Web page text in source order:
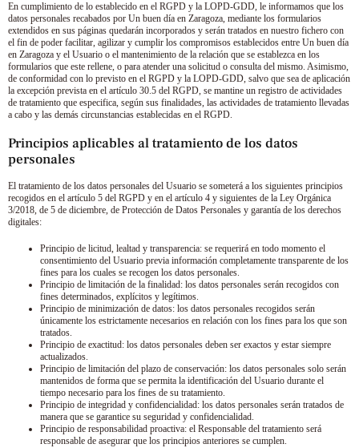
En cumplimiento de lo establecido en el RGPD y la LOPD-GDD, le informamos que los
datos personales recabados por Un buen día en Zaragoza, mediante los formularios
extendidos en sus páginas quedarán incorporados y serán tratados en nuestro fichero con
el fin de poder facilitar, agilizar y cumplir los compromisos establecidos entre Un buen día
en Zaragoza y el Usuario o el mantenimiento de la relación que se establezca en los
formularios que este rellene, o para atender una solicitud o consulta del mismo. Asimismo,
de conformidad con lo previsto en el RGPD y la LOPD-GDD, salvo que sea de aplicación
la excepción prevista en el artículo 30.5 del RGPD, se mantine un registro de actividades
de tratamiento que especifica, según sus finalidades, las actividades de tratamiento llevadas
a cabo y las demás circunstancias establecidas en el RGPD.
Principios aplicables al tratamiento de los datos
personales
El tratamiento de los datos personales del Usuario se someterá a los siguientes principios
recogidos en el artículo 5 del RGPD y en el artículo 4 y siguientes de la Ley Orgánica
3/2018, de 5 de diciembre, de Protección de Datos Personales y garantía de los derechos
digitales:
Principio de licitud, lealtad y transparencia: se requerirá en todo momento el
consentimiento del Usuario previa información completamente transparente de los
fines para los cuales se recogen los datos personales.
Principio de limitación de la finalidad: los datos personales serán recogidos con
fines determinados, explícitos y legítimos.
Principio de minimización de datos: los datos personales recogidos serán
únicamente los estrictamente necesarios en relación con los fines para los que son
tratados.
Principio de exactitud: los datos personales deben ser exactos y estar siempre
actualizados.
Principio de limitación del plazo de conservación: los datos personales solo serán
mantenidos de forma que se permita la identificación del Usuario durante el
tiempo necesario para los fines de su tratamiento.
Principio de integridad y confidencialidad: los datos personales serán tratados de
manera que se garantice su seguridad y confidencialidad.
Principio de responsabilidad proactiva: el Responsable del tratamiento será
responsable de asegurar que los principios anteriores se cumplen.